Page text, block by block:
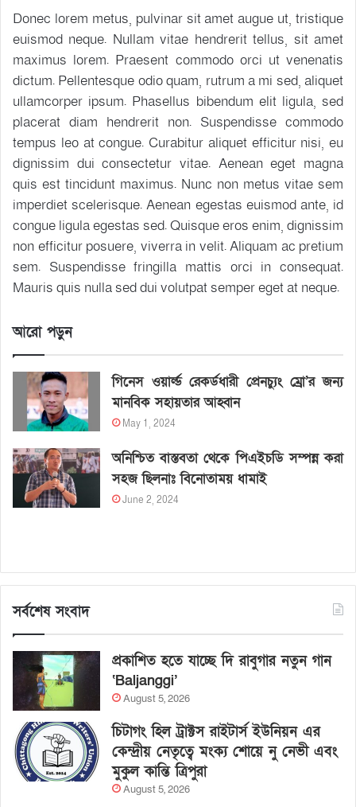
Donec lorem metus, pulvinar sit amet augue ut, tristique
euismod neque. Nullam vitae hendrerit tellus, sit amet
maximus lorem. Praesent commodo orci ut venenatis
dictum. Pellentesque odio quam, rutrum a mi sed, aliquet
ullamcorper ipsum. Phasellus bibendum elit ligula, sed
placerat diam hendrerit non. Suspendisse commodo
tempus leo at congue. Curabitur aliquet efficitur nisi, eu
dignissim dui consectetur vitae. Aenean eget magna
quis est tincidunt maximus. Nunc non metus vitae sem
imperdiet scelerisque. Aenean egestas euismod ante, id
congue ligula egestas sed. Quisque eros enim, dignissim
non efficitur posuere, viverra in velit. Aliquam ac pretium
sem. Suspendisse fringilla mattis orci in consequat.
Mauris quis nulla sed dui volutpat semper eget at neque.
আরো পড়ুন
গিনেস ওয়ার্ল্ড রেকর্ডধারী প্রেনচ্যুং ম্রো’র জন্য
মানবিক সহায়তার আহ্বান
May 1, 2024
অনিশ্চিত বাস্তবতা থেকে পিএইচডি সম্পন্ন করা
সহজ ছিলনাঃ বিনোতাময় ধামাই
June 2, 2024
সর্বশেষ সংবাদ
প্রকাশিত হতে যাচ্ছে দি রাবুগার নতুন গান
‘Baljanggi’
August 5, 2026
চিটাগং হিল ট্রাক্টস রাইটার্স ইউনিয়ন এর
কেন্দ্রীয় নেতৃত্বে মংক্য শোয়ে নু নেভী এবং
মুকুল কান্তি ত্রিপুরা
August 5, 2026